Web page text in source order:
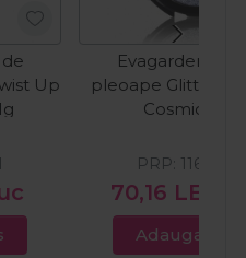
Up
Evagarden
pleoape Glitter
Cosmic
70,16 LEI
PRP: 116,93
Adauga in